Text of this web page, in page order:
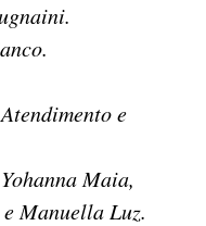
e
Maia,
Manuella Luz.